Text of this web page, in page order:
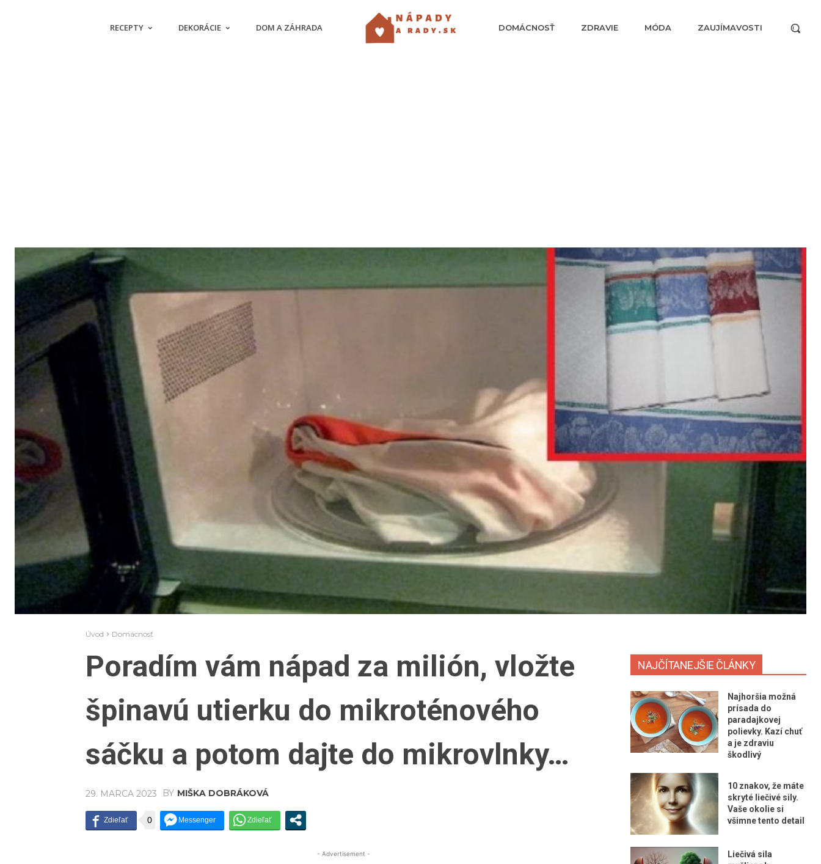
RECEPTY DEKORÁCIE DOM A ZÁHRADA DOMÁCNOSŤ ZDRAVIE MÓDA ZAUJÍMAVOSTI
Úvod Domácnosť
Poradím vám nápad za milión, vložte
špinavú utierku do mikroténového
sáčku a potom dajte do mikrovlnky…
29. MARCA 2023 BY MIŠKA DOBRÁKOVÁ
0
- Advertisement -
NAJČÍTANEJŠIE ČLÁNKY
Najhoršia možná
prísada do
paradajkovej
polievky. Kazí chuť
a je zdraviu
škodlivý
10 znakov, že máte
skryté liečivé sily.
Vaše okolie si
všimne tento detail
Liečivá sila